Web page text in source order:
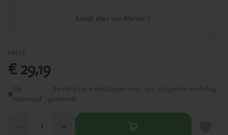
Bekijk alles van Marma
PRIJS
€ 29,19
Op
voorraad
– Besteld op weekdagen voor 13u, volgende werkdag
geleverd
− 1 +